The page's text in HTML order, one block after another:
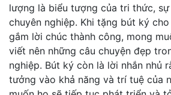
lượng là biểu tượng của tri thức,
chuyên nghiệp. Khi tặng bút ký
gắm lời chúc thành công, mong
viết nên những câu chuyện đẹp
nghiệp. Bút ký còn là lời nhắn nhủ
tưởng vào khả năng và trí tuệ của